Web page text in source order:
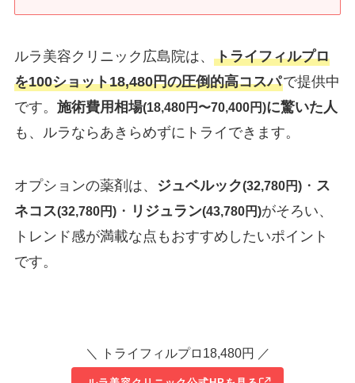
ルラ美容クリニック広島院は、 トライフィルプロ
を100ショット18,480円の圧倒的高コスパで提供中
です。 施術費用相場(18,480円〜70,400円)に驚いた人
も、ルラならあきらめずにトライできます。
オプションの薬剤は、 ジュベルック(32,780円)・ ス
ネコス(32,780円)・ リジュラン(43,780円)がそろい、
トレンド感が満載な点もおすすめしたいポイント
です。
＼ トライフィルプロ18,480円 ／